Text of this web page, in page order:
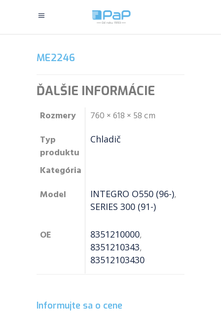
ME2246
ĎALŠIE INFORMÁCIE
Rozmery
760 × 618 × 58 cm
Typ
produktu
Chladič
Kategória
Model
INTEGRO O550 (96-),
SERIES 300 (91-)
OE 8351210000,
8351210343,
83512103430
Informujte sa o cene